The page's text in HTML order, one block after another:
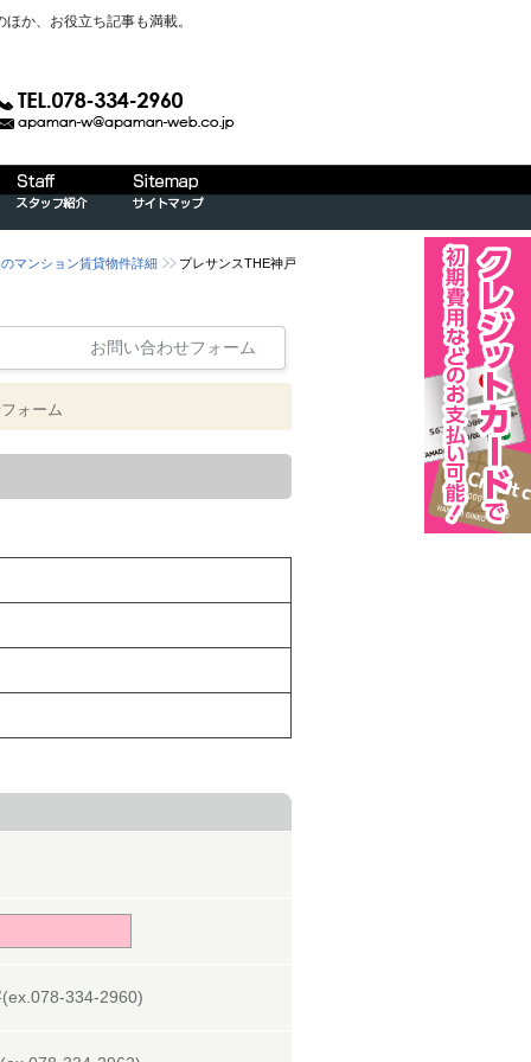
か、お役立ち記事も満載。
マンション賃貸物件詳細
プレサンスTHE神戸
お問い合わせフォーム
ォーム
334-2960)